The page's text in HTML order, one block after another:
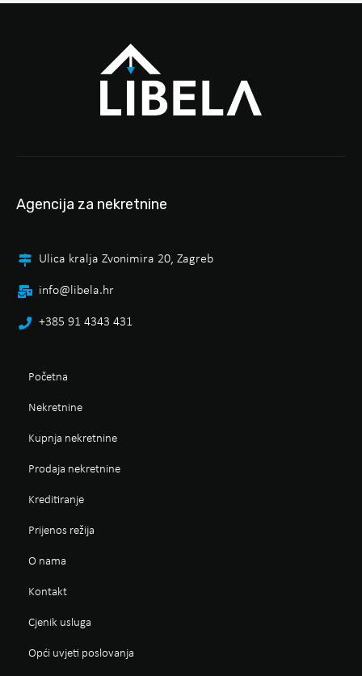
Agencija za nekretnine
Ulica kralja Zvonimira 20, Zagreb
info@libela.hr
+385 91 4343 431
Početna
Nekretnine
Kupnja nekretnine
Prodaja nekretnine
Kreditiranje
Prijenos režija
O nama
Kontakt
Cjenik usluga
Opći uvjeti poslovanja